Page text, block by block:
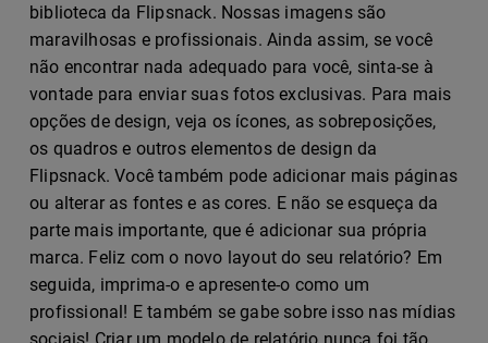
biblioteca da Flipsnack. Nossas imagens são
maravilhosas e profissionais. Ainda assim, se você
não encontrar nada adequado para você, sinta-se à
vontade para enviar suas fotos exclusivas. Para mais
opções de design, veja os ícones, as sobreposições,
os quadros e outros elementos de design da
Flipsnack. Você também pode adicionar mais páginas
ou alterar as fontes e as cores. E não se esqueça da
parte mais importante, que é adicionar sua própria
marca. Feliz com o novo layout do seu relatório? Em
seguida, imprima-o e apresente-o como um
profissional! E também se gabe sobre isso nas mídias
sociais! Criar um modelo de relatório nunca foi tão